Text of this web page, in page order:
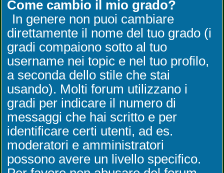
Come cambio il mio grado?
In genere non puoi cambiare
direttamente il nome del tuo grado (i
gradi compaiono sotto al tuo
username nei topic e nel tuo profilo,
a seconda dello stile che stai
usando). Molti forum utilizzano i
gradi per indicare il numero di
messaggi che hai scritto e per
identificare certi utenti, ad es.
moderatori e amministratori
possono avere un livello specifico.